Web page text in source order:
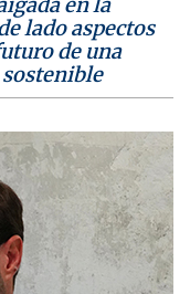
en la
lado aspectos
de una
sostenible